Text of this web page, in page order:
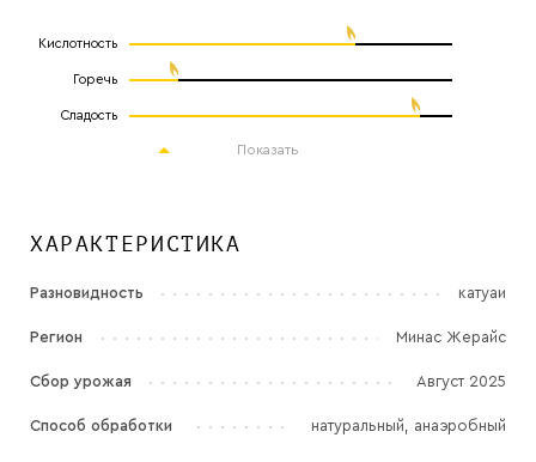
ХАРАКТЕРИСТИКА
Разновидность катуаи
Регион Минас Жерайс
Сбор урожая Август 2025
Способ обработки натуральный, анаэробный
Кислотность
Горечь
Сладость
Показать